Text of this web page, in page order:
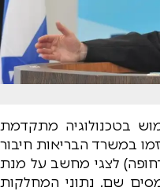
בטכנולוגיה מתקדמת
במשרד הבריאות חיבור
לצגי מחשב על מנת
שם. נתוני המחלקות